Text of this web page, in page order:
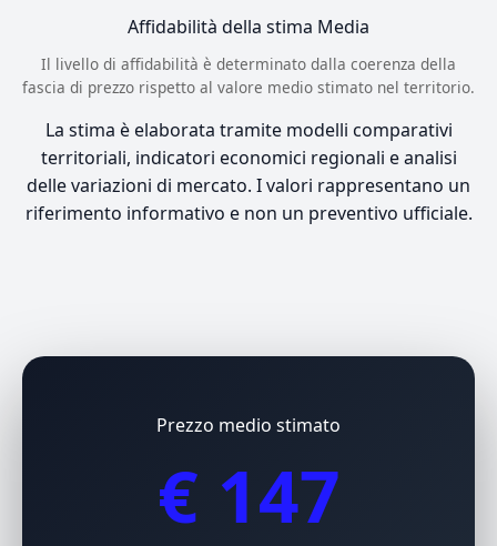
Affidabilità della stima Media
Il livello di affidabilità è determinato dalla coerenza della
fascia di prezzo rispetto al valore medio stimato nel territorio.
La stima è elaborata tramite modelli comparativi
territoriali, indicatori economici regionali e analisi
delle variazioni di mercato. I valori rappresentano un
riferimento informativo e non un preventivo ufficiale.
Prezzo medio stimato
€ 147